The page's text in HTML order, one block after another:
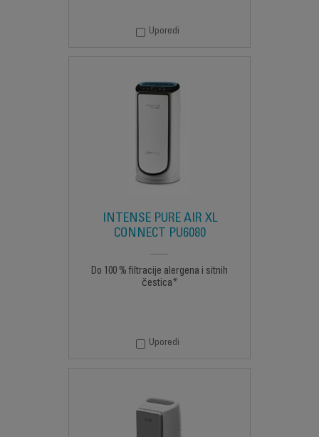
Uporedi
INTENSE PURE AIR XL
CONNECT PU6080
Do 100 % filtracije alergena i sitnih
čestica*
Uporedi